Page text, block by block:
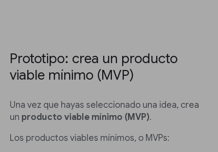
Prototipo: crea un producto
viable mínimo (MVP)
Una vez que hayas seleccionado una idea, crea
un producto viable mínimo (MVP).
Los productos viables mínimos, o MVPs: